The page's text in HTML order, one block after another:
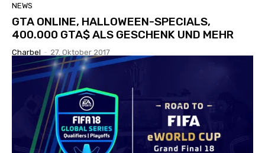
NEWS
GTA ONLINE, HALLOWEEN-SPECIALS,
400.000 GTA$ ALS GESCHENK UND MEHR
Charbel - 27. Oktober 2017